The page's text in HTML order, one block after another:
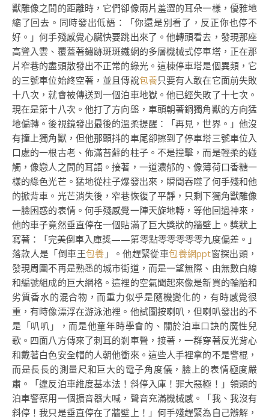
獸雕像之間的距離時，它們卻像兩片羞澀的耳朵一樣，優雅地
縮了回去。同時發出低語：「你還是別看了，反正你也停不
好。」何手殘感覺心臟快要跳出來了。他轉頭看去，發現那座
高聳入雲、覆蓋著鏽跡斑斑鐵網的多層機械式停車塔，正在那
片窄巷的盡頭散發出不正常的綠光。這棟停車塔是個異類，它
的三號車位始終空著，並且傳說包養只要有人敢在它面前失敗
十八次，就會被傳送到一個泊車地獄。他已經失敗了十七次。
現在是第十八次。他打了方向盤，車頭朝著銅獨角獸的方向猛
地偏轉。後視鏡發出最後的溫柔提醒：「再見，世界。」他沒
有撞上獨角獸，但他那顫抖的車尾卻擦到了停車塔三號車位入
口處的一根古老、佈滿苔蘚的柱子。不是撞擊，而是輕柔的碰
觸，像戀人之間的耳語。接著，一道濃郁的、像薄荷口香糖一
樣的綠色光芒。猛地從柱子爆發出來，瞬間吞噬了何手殘和他
的掀背車。光芒消失後，窄巷恢復了平靜，只剩下獨角獸雕像
一臉困惑的表情。何手殘感覺一陣天旋地轉，等他回過神來，
他的車子竟然垂直停在一個貼滿了巨大獎狀的牆壁上。獎狀上
寫著：「完美倒車入庫獎——第零點零零零零零九度偏差。」
落款人是「倒車王包養 」。他趕緊從車包養網ppt窗探出頭，
發現周圍不再是熟悉的城市街道，而是一望無際、由無數白線
和編號組成的巨大網格。這裡的空氣聞起來像是新買的輪胎和
劣質香水的混合物，而重力似乎是隨機變化的，有時感覺很
重，有時像漂浮在游泳池裡。他試圖按喇叭，但喇叭發出的不
是「叭叭」，而是他童年時學會的、關於泊車口訣的魔性兒
歌。四面八方傳來了刺耳的剎車聲，接著，一群穿著反光背心
和戴著白色安全帽的人朝他衝來。這些人手裡拿的不是警棍，
而是長長的測量尺和巨大的電子角度儀，臉上的表情極度嚴
肅。「違反泊車維度基本法！斜停入庫！罪大惡極！」領頭的
泊車警察用一個擴音器大喊，聲音充滿機械感。「我、我沒有
斜停！我只是垂直停在了牆壁上！」何手殘趕緊為自己辯解，